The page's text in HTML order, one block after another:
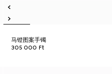
马镫图案手镯
305 000 Ft